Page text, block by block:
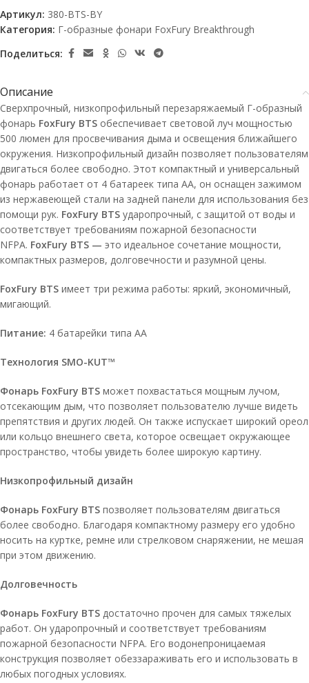
Артикул: 380-BTS-BY
Категория: Г-образные фонари FoxFury Breakthrough
Поделиться:
Описание
Сверхпрочный, низкопрофильный перезаряжаемый Г-образный
фонарь FoxFury BTS обеспечивает световой луч мощностью
500 люмен для просвечивания дыма и освещения ближайшего
окружения. Низкопрофильный дизайн позволяет пользователям
двигаться более свободно. Этот компактный и универсальный
фонарь работает от 4 батареек типа АА, он оснащен зажимом
из нержавеющей стали на задней панели для использования без
помощи рук. FoxFury BTS ударопрочный, с защитой от воды и
соответствует требованиям пожарной безопасности
NFPA. FoxFury BTS — это идеальное сочетание мощности,
компактных размеров, долговечности и разумной цены.
FoxFury BTS имеет три режима работы: яркий, экономичный,
мигающий.
Питание: 4 батарейки типа АА
Технология SMO-KUT™
Фонарь FoxFury BTS может похвастаться мощным лучом,
отсекающим дым, что позволяет пользователю лучше видеть
препятствия и других людей. Он также испускает широкий ореол
или кольцо внешнего света, которое освещает окружающее
пространство, чтобы увидеть более широкую картину.
Низкопрофильный дизайн
Фонарь FoxFury BTS позволяет пользователям двигаться
более свободно. Благодаря компактному размеру его удобно
носить на куртке, ремне или стрелковом снаряжении, не мешая
при этом движению.
Долговечность
Фонарь FoxFury BTS достаточно прочен для самых тяжелых
работ. Он ударопрочный и соответствует требованиям
пожарной безопасности NFPA. Его водонепроницаемая
конструкция позволяет обеззараживать его и использовать в
любых погодных условиях.